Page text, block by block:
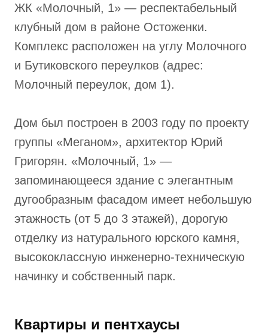
ЖК «Молочный, 1» — респектабельный
клубный дом в районе Остоженки.
Комплекс расположен на углу Молочного
и Бутиковского переулков (адрес:
Молочный переулок, дом 1).
Дом был построен в 2003 году по проекту
группы «Меганом», архитектор Юрий
Григорян. «Молочный, 1» —
запоминающееся здание с элегантным
дугообразным фасадом имеет небольшую
этажность (от 5 до 3 этажей), дорогую
отделку из натурального юрского камня,
высококлассную инженерно-техническую
начинку и собственный парк.
Квартиры и пентхаусы